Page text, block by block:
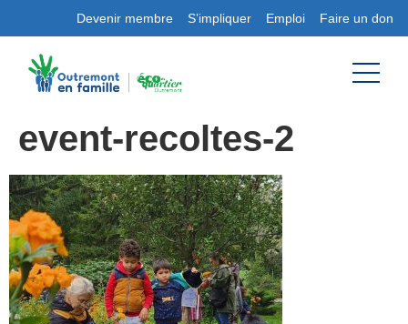
Devenir membre S’impliquer Emploi Faire un don
event-recoltes-2